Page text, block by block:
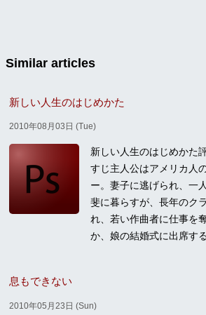
Similar articles
新しい人生のはじめかた
2010年08月03日 (Tue)
新しい人生のはじめか
すじ主人公はアメリカ人
ー。妻子に逃げられ、一
斐に暮らすが、長年のク
れ、若い作曲者に仕事を
か、娘の結婚式に出席す
息もできない
2010年05月23日 (Sun)